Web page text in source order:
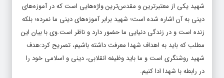
شهید یکی از معتبرترین و مقدس‌ترین واژه‌هایی است که در آموزه‌های
دینی به آن اشاره شده است؛ شهید برابر آموزه‌های دینی ما نمرده؛ بلکه
زنده است و در زندگی دنیایی ما حضور دارد و ناظر است.وی با بیان این
مطلب که باید به اهداف شهدا معرفت داشته باشیم، تصریح کرد:‌هدف
شهید روشنگری است و ما باید ‌وظیفه‌ انقلابی، دینی و اسلامی خود را
در رابطه با شهدا ادا کنیم.